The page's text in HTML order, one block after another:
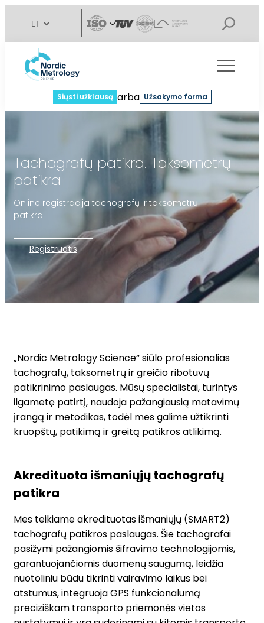
Siųsti užklausą arba Užsakymo forma
Tachografų patikra. Taksometrų
patikra
Online registracija tachografų ir taksometrų
patikrai
Registruotis
„Nordic Metrology Science“ siūlo profesionalias
tachografų, taksometrų ir greičio ribotuvų
patikrinimo paslaugas. Mūsų specialistai, turintys
ilgametę patirtį, naudoja pažangiausią matavimų
įrangą ir metodikas, todėl mes galime užtikrinti
kruopštų, patikimą ir greitą patikros atlikimą.
Akredituota išmaniųjų tachografų
patikra
Mes teikiame akredituotas išmaniųjų (SMART2)
tachografų patikros paslaugas. Šie tachografai
pasižymi pažangiomis šifravimo technologijomis,
garantuojančiomis duomenų saugumą, leidžia
nuotoliniu būdu tikrinti vairavimo laikus bei
atstumus, integruoja GPS funkcionalumą
preciziškam transporto priemonės vietos